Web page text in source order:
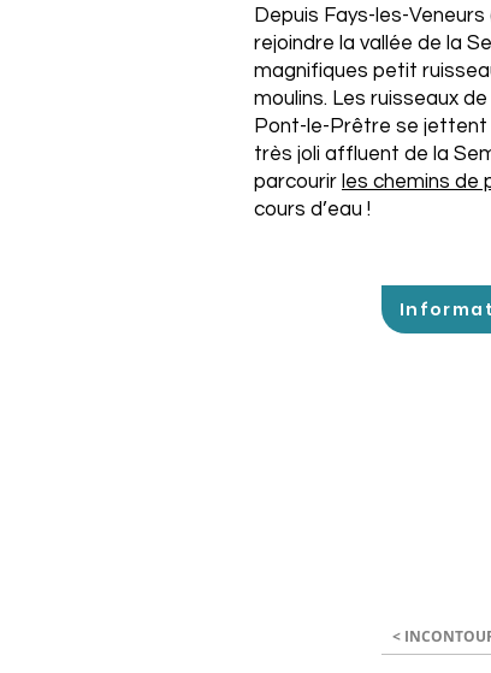
Depuis Fays-les-
rejoindre la vallée de la
magnifiques petit
moulins. Les ruisseaux
Pont-le-Prêtre se jettent
très joli affluent de la
parcourir les chemins de
cours d’eau !
<